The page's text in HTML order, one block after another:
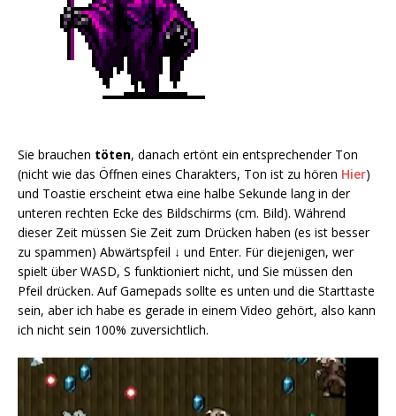
Sie brauchen töten, danach ertönt ein entsprechender Ton
(nicht wie das Öffnen eines Charakters, Ton ist zu hören Hier)
und Toastie erscheint etwa eine halbe Sekunde lang in der
unteren rechten Ecke des Bildschirms (cm. Bild). Während
dieser Zeit müssen Sie Zeit zum Drücken haben (es ist besser
zu spammen) Abwärtspfeil ↓ und Enter. Für diejenigen, wer
spielt über WASD, S funktioniert nicht, und Sie müssen den
Pfeil drücken. Auf Gamepads sollte es unten und die Starttaste
sein, aber ich habe es gerade in einem Video gehört, also kann
ich nicht sein 100% zuversichtlich.